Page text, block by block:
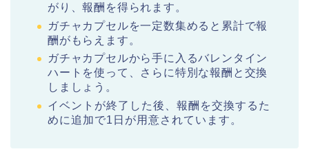
がり、報酬を得られます。
ガチャカプセルを一定数集めると累計で報
酬がもらえます。
ガチャカプセルから手に入るバレンタイン
ハートを使って、さらに特別な報酬と交換
しましょう。
イベントが終了した後、報酬を交換するた
めに追加で1日が用意されています。